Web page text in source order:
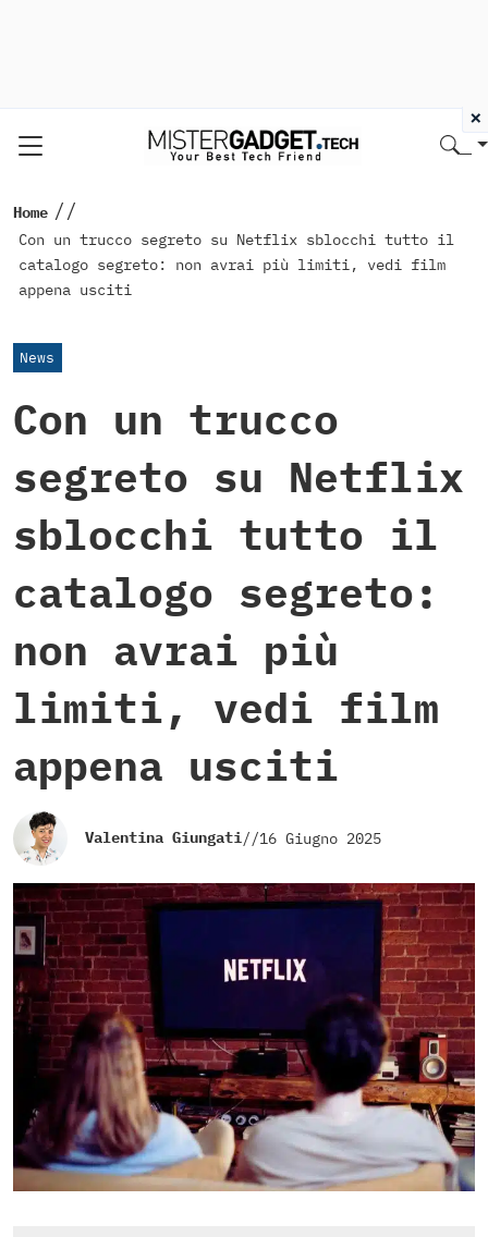
Home //
Con un trucco segreto su Netflix sblocchi tutto il
catalogo segreto: non avrai più limiti, vedi film
appena usciti
News
Con un trucco
segreto su Netflix
sblocchi tutto il
catalogo segreto:
non avrai più
limiti, vedi film
appena usciti
Valentina Giungati//16 Giugno 2025
×